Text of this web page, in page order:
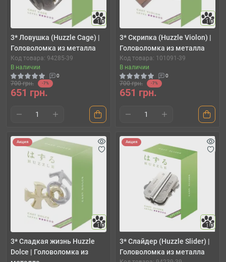
10
3* Ловушка (Huzzle Cage) |
Головоломка из металла
Код товара: 94285-39
В наличии
0
700 грн. -7%
651 грн.
10
3* Скрипка (Huzzle Violon) |
Головоломка из металла
Код товара: 101091-39
В наличии
0
700 грн. -7%
651 грн.
Акция
10
3* Сладкая жизнь Huzzle
Dolce | Головоломка из
Акция
10
3* Слайдер (Huzzle Slider) |
Головоломка из металла